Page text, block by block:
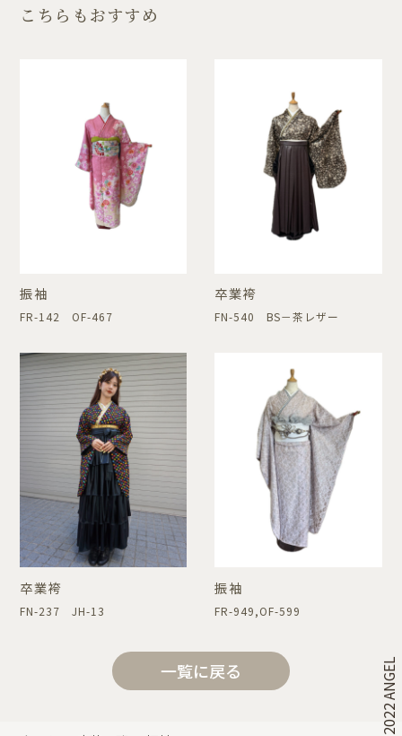
こちらもおすすめ
振袖
FR-142 OF-467
卒業袴
FN-540 BS－茶レザー
卒業袴
FN-237 JH-13
振袖
FR-949,OF-599
一覧に戻る © 2022 ANGEL